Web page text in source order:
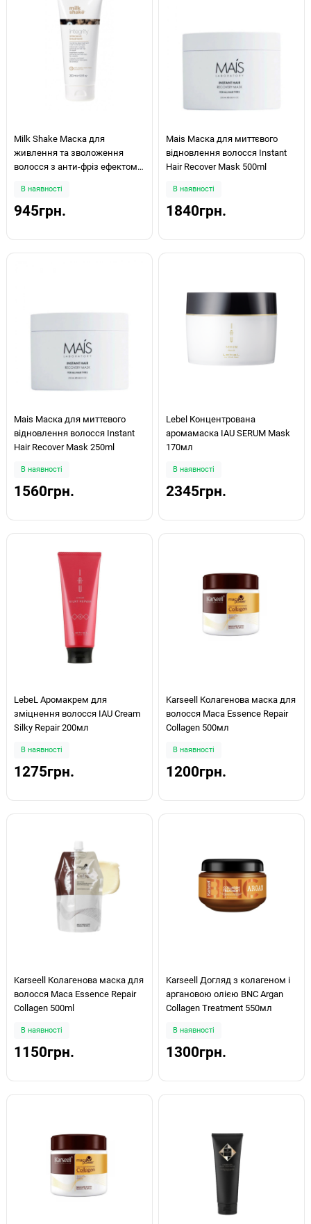
Milk Shake Маска для
живлення та зволоження
волосся з анти-фріз ефектом,
200мл
В наявності
945грн.
Mais Маска для миттєвого
відновлення волосся Instant
Hair Recover Mask 500ml
В наявності
1840грн.
Mais Маска для миттєвого
відновлення волосся Instant
Hair Recover Mask 250ml
В наявності
1560грн.
Lebel Концентрована
аромамаска IAU SERUM Mask
170мл
В наявності
2345грн.
LebeL Аромакрем для
зміцнення волосся IAU Cream
Silky Repair 200мл
В наявності
1275грн.
Karseell Колагенова маска для
волосся Maca Essence Repair
Collagen 500мл
В наявності
1200грн.
Karseell Колагенова маска для
волосся Maca Essence Repair
Collagen 500ml
В наявності
1150грн.
Karseell Догляд з колагеном і
аргановою олією BNC Argan
Collagen Treatment 550мл
В наявності
1300грн.